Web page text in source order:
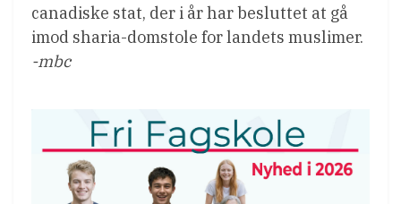
canadiske stat, der i år har besluttet at gå
imod sharia-domstole for landets muslimer.
-mbc